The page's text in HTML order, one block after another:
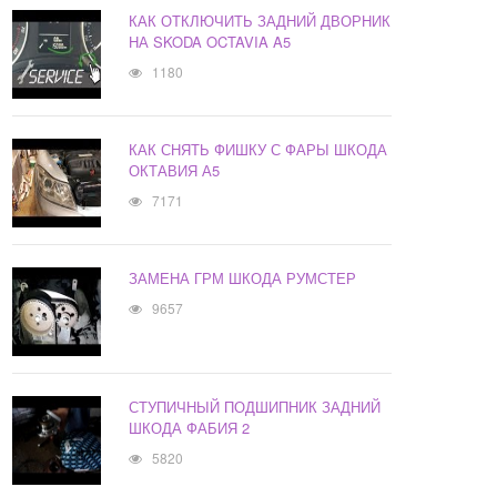
КАК ОТКЛЮЧИТЬ ЗАДНИЙ ДВОРНИК
НА SKODA OCTAVIA A5
1180
КАК СНЯТЬ ФИШКУ С ФАРЫ ШКОДА
ОКТАВИЯ А5
7171
ЗАМЕНА ГРМ ШКОДА РУМСТЕР
9657
СТУПИЧНЫЙ ПОДШИПНИК ЗАДНИЙ
ШКОДА ФАБИЯ 2
5820